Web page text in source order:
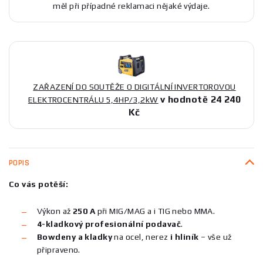
měl při případné reklamaci nějaké výdaje.
ZAŘAZENÍ DO SOUTĚŽE O DIGITÁLNÍ INVERTOROVOU
ELEKTROCENTRÁLU 5,4HP/3,2kW v hodnotě 24 240
Kč
POPIS
Co vás potěší:
Výkon až 250 A při MIG/MAG a i TIG nebo MMA.
4-kladkový profesionální podavač.
Bowdeny a kladkyna ocel, nerez i hliník – vše už
připraveno.